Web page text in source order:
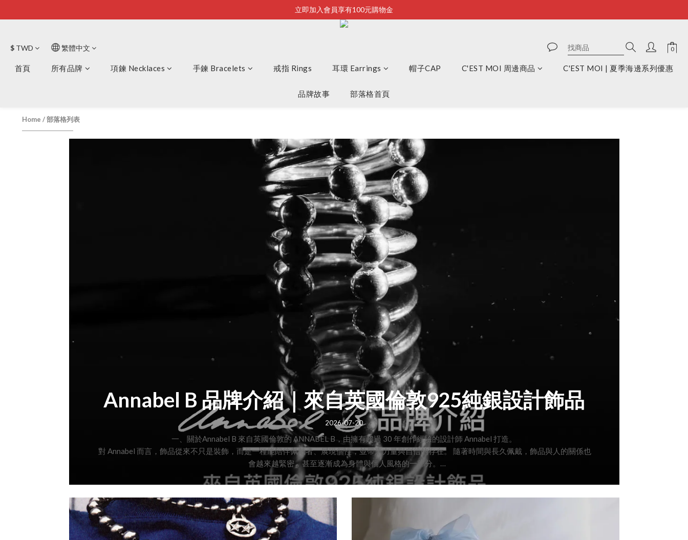
Bonjour~
立即加入會員享有100元購物金
全店滿2500即享免運
$ TWD 繁體中文
首頁 所有品牌 項鍊 Necklaces 手鍊 Bracelets 戒指 Rings 耳環 Earrings 帽子CAP C'EST MOI 周邊商品 C'EST MOI | 夏季海邊系列優惠
品牌故事 部落格首頁
Home /部落格列表
Annabel B 品牌介紹｜來自英國倫敦925純銀設計飾品
2026-07-20
一、關於Annabel B 來自英國倫敦的 ANNABEL B，由擁有超過 30 年創作經驗的設計師 Annabel 打造。
對 Annabel 而言，飾品從來不只是裝飾，而是一種能陪伴佩戴者、展現個性，並帶來力量與自信的存在。 隨著時間與長久佩戴，飾品與人的關係也
會越來越緊密，甚至逐漸成為身體與個人風格的一部分。
二、打破傳統的飾品佩戴方式
Annabel B 的設計不受傳統框架限制。
從佩戴於不同指節位置的戒指、跨越手部線條的手鐲，到手肘上方的臂環，以及延伸於身體的鏈飾，Annab